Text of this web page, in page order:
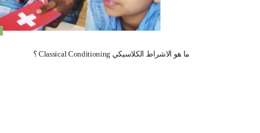
ما هو الاشراط الكلاسيكي Classical Conditioning؟